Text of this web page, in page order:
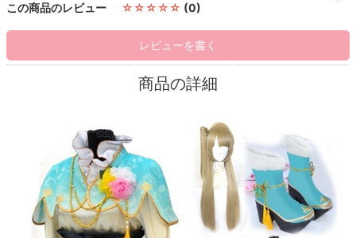
この商品のレビュー ☆☆☆☆☆ (0)
レビューを書く
商品の詳細